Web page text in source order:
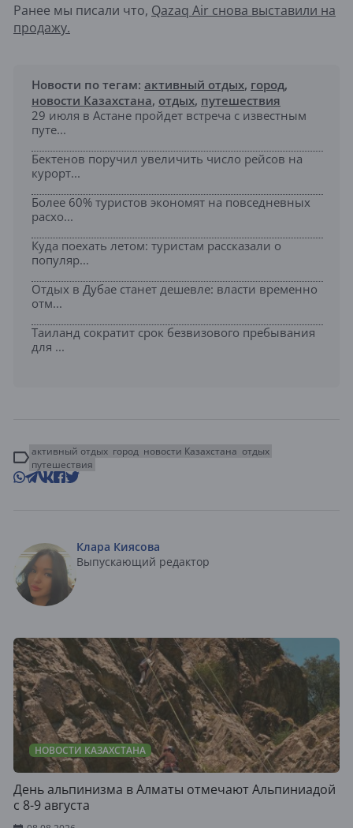
Ранее мы писали что, Qazaq Air снова выставили на
продажу.
Новости по тегам: активный отдых, город,
новости Казахстана, отдых, путешествия
29 июля в Астане пройдет встреча с известным
путе...
Бектенов поручил увеличить число рейсов на
курорт...
Более 60% туристов экономят на повседневных
расхо...
Куда поехать летом: туристам рассказали о
популяр...
Отдых в Дубае станет дешевле: власти временно
отм...
Таиланд сократит срок безвизового пребывания
для ...
активный отдых город новости Казахстана отдых
путешествия
Клара Киясова
Выпускающий редактор
НОВОСТИ КАЗАХСТАНА
День альпинизма в Алматы отмечают Альпиниадой
с 8-9 августа